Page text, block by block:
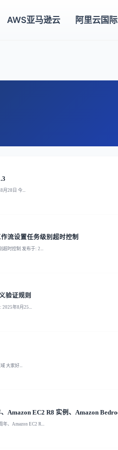
AWS亚马逊云 阿里云国际
月28日 今...
流设置任务级别超时控制
超时控制 发布于: 2...
验证规则
2025年8月25...
大家好...
Amazon EC2 R8 实例、Amazon
年、Amazon EC2 R...